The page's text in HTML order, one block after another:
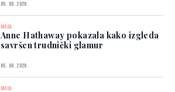
05. 08. 2026.
MODA
Anne Hathaway pokazala kako izgleda
savršen trudnički glamur
05. 08. 2026.
MODA